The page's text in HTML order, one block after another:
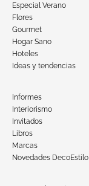
Especial Verano
Flores
Gourmet
Hogar Sano
Hoteles
Ideas y tendencias
Informes
Interiorismo
Invitados
Libros
Marcas
Novedades DecoEstilo